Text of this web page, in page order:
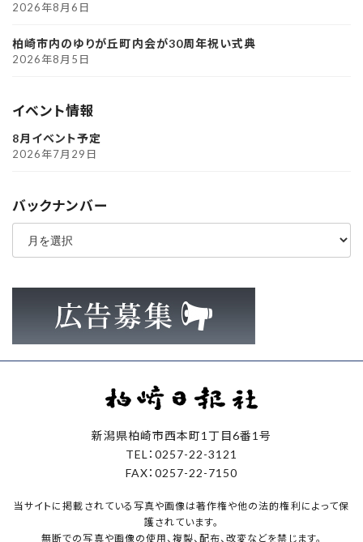
2026年8月6日
柏崎市内のゆりが丘町内会が30周年祝い式典
2026年8月5日
イベント情報
8月イベント予定
2026年7月29日
バックナンバー
ア
カ
ブ
新潟県柏崎市西本町1丁目6番1号
TEL：0257-22-3121
FAX：0257-22-7150
当サイトに掲載されている写真や画像は著作権や他の法的権利によって保
護されています。
無断での写真や画像の使用、複製、配布、改変などを禁じます。